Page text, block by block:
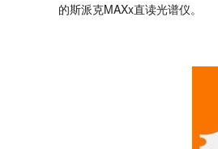
的斯派克MAXx直读光谱仪。